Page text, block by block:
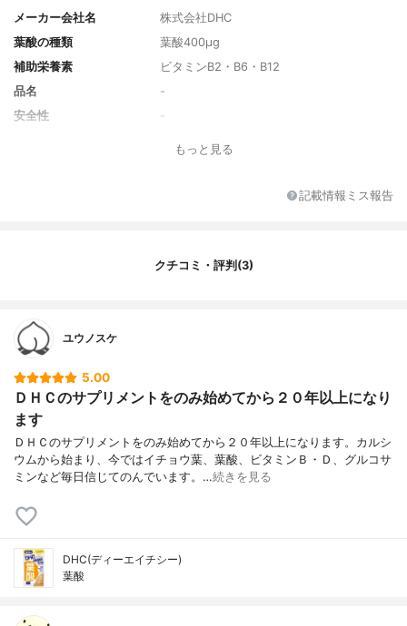
メーカー会社名
株式会社DHC
葉酸の種類
葉酸400μg
補助栄養素
ビタミンB2・B6・B12
品名
-
安全性
60粒（1日1粒目安・約60日分）
もっと見る
記載情報ミス報告
クチコミ・評判(3)
ユウノスケ
5.00
ＤＨＣのサプリメントをのみ始めてから２０年以上になり
ます
ＤＨＣのサプリメントをのみ始めてから２０年以上になります。カルシ
ウムから始まり、今ではイチョウ葉、葉酸、ビタミンＢ・Ｄ、グルコサ
ミンなど毎日信じてのんでいます。…続きを見る
DHC(ディーエイチシー)
葉酸